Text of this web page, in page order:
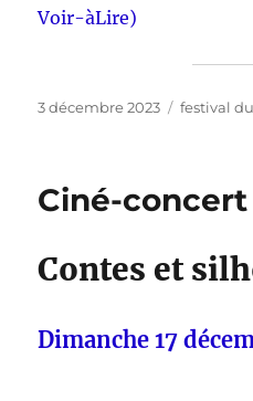
Voir-àLire)
Publié
3 décembre 2023 Catégories
festival
Ciné-concert
Contes et
Dimanche 17